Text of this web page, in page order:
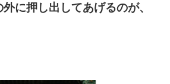
に押し出してあげるのが、